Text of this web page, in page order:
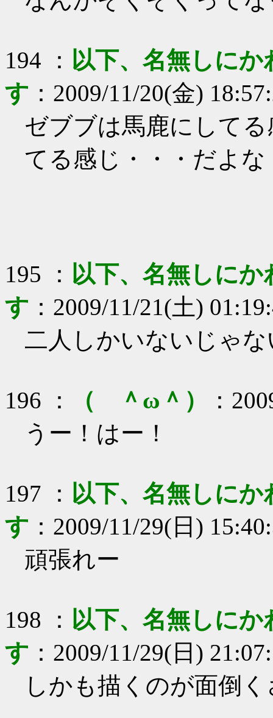
194 ： 以下、名無しに
す ： 2009/11/20(金)
ゼブブは馬鹿にして
てる感じ・・・だよ
195 ： 以下、名無しに
す ： 2009/11/21(土)
二人しかいないじゃ
196 ： （ ＾ω＾） ：
うー！はー！
197 ： 以下、名無しに
す ： 2009/11/29(日)
頑張れー
198 ： 以下、名無しに
す ： 2009/11/29(日)
しかも描くのが面倒